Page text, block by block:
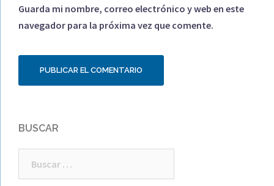
Guarda mi nombre, correo electrónico y web en este
navegador para la próxima vez que comente.
BUSCAR